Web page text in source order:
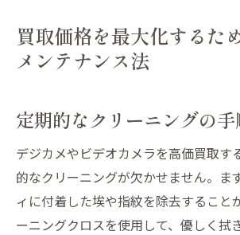
買取価格を最大化するた
メンテナンス法
定期的なクリーニングの
デジカメやビデオカメラを高価買取す
的なクリーニングが欠かせません。ま
ィに付着した埃や指紋を除去すること
ーニングクロスを使用して、優しく拭